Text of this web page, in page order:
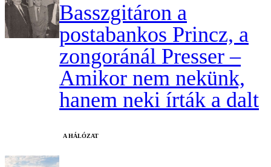
Basszgitáron a
postabankos Princz, a
zongoránál Presser –
Amikor nem nekünk,
hanem neki írták a dalt
A HÁLÓZAT